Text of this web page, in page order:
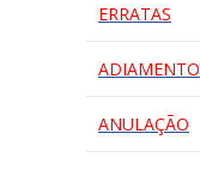
ERRATAS
ADIAMENTO
ANULAÇÃO